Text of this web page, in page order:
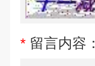
* 留言内容：